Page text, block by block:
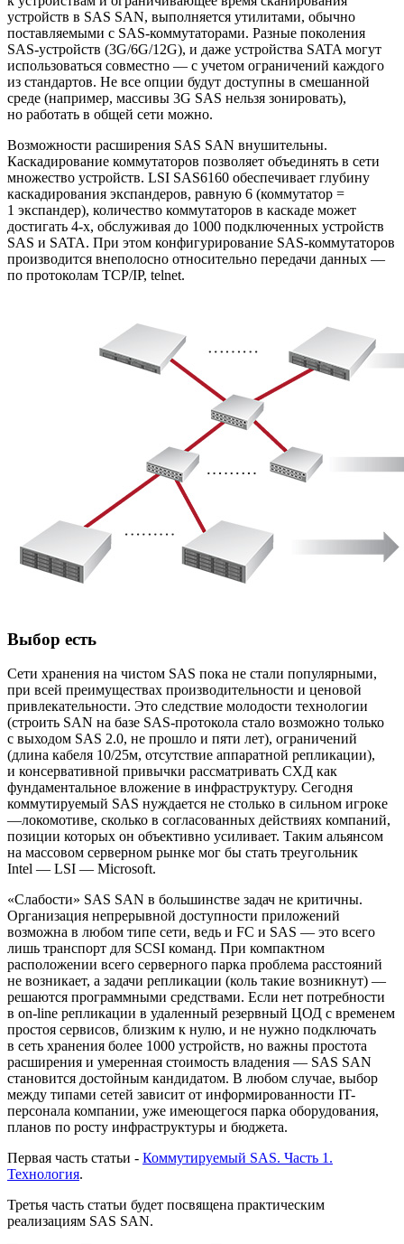
устройств в SAS SAN, выполняется утилитами, обычно
поставляемыми с SAS-коммутаторами. Разные поколения
SAS-устройств (3G/6G/12G), и даже устройства SATA могут
использоваться совместно — с учетом ограничений каждого
из стандартов. Не все опции будут доступны в смешанной
среде (например, массивы 3G SAS нельзя зонировать),
но работать в общей сети можно.
Возможности расширения SAS SAN внушительны.
Каскадирование коммутаторов позволяет объединять в сети
множество устройств. LSI SAS6160 обеспечивает глубину
каскадирования экспандеров, равную 6 (коммутатор =
1 экспандер), количество коммутаторов в каскаде может
достигать 4-х, обслуживая до 1000 подключенных устройств
SAS и SATA. При этом конфигурирование SAS-коммутаторов
производится внеполосно относительно передачи данных —
по протоколам TCP/IP, telnet.
Выбор есть
Сети хранения на чистом SAS пока не стали популярными,
при всей преимуществах производительности и ценовой
привлекательности. Это следствие молодости технологии
(строить SAN на базе SAS-протокола стало возможно только
с выходом SAS 2.0, не прошло и пяти лет), ограничений
(длина кабеля 10/25м, отсутствие аппаратной репликации),
и консервативной привычки рассматривать СХД как
фундаментальное вложение в инфраструктуру. Сегодня
коммутируемый SAS нуждается не столько в сильном игроке
—локомотиве, сколько в согласованных действиях компаний,
позиции которых он объективно усиливает. Таким альянсом
на массовом серверном рынке мог бы стать треугольник
Intel — LSI — Microsoft.
«Слабости» SAS SAN в большинстве задач не критичны.
Организация непрерывной доступности приложений
возможна в любом типе сети, ведь и FC и SAS — это всего
лишь транспорт для SCSI команд. При компактном
расположении всего серверного парка проблема расстояний
не возникает, а задачи репликации (коль такие возникнут) —
решаются программными средствами. Если нет потребности
в on-line репликации в удаленный резервный ЦОД с временем
простоя сервисов, близким к нулю, и не нужно подключать
в сеть хранения более 1000 устройств, но важны простота
расширения и умеренная стоимость владения — SAS SAN
становится достойным кандидатом. В любом случае, выбор
между типами сетей зависит от информированности IT-
персонала компании, уже имеющегося парка оборудования,
планов по росту инфраструктуры и бюджета.
Первая часть статьи - Коммутируемый SAS. Часть 1.
Технология.
Третья часть статьи будет посвящена практическим
реализациям SAS SAN.